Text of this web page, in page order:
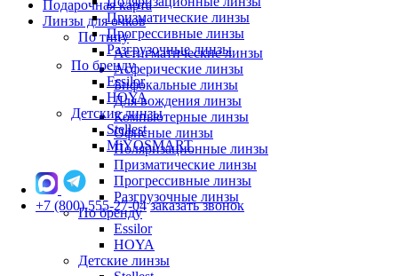
Подарочная карта
Линзы для очков
По типу
Астигматические линзы
Асферические линзы
Бифокальные линзы
Для вождения линзы
Компьютерные линзы
Офисные линзы
Поляризационные линзы
Призматические линзы
Прогрессивные линзы
Разгрузочные линзы
По бренду
Essilor
HOYA
Детские линзы
Призматические линзы
Прогрессивные линзы
Разгрузочные линзы
По бренду
Essilor
HOYA
Детские линзы
Stellest
MiYOSMART
+7 (800) 555-27-04 заказать звонок